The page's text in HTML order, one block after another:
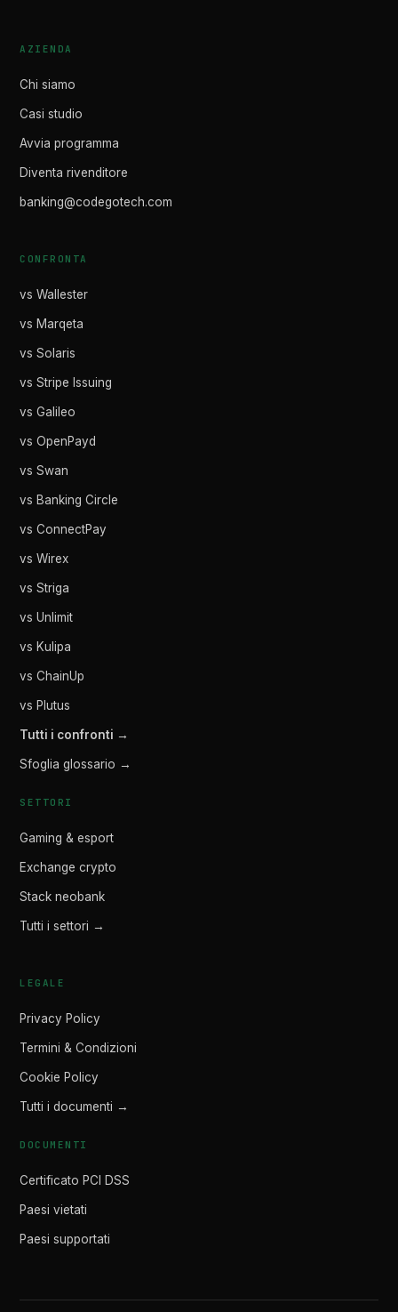
AZIENDA
Chi siamo
Casi studio
Avvia programma
Diventa rivenditore
banking@codegotech.com
CONFRONTA
vs Wallester
vs Marqeta
vs Solaris
vs Stripe Issuing
vs Galileo
vs OpenPayd
vs Swan
vs Banking Circle
vs ConnectPay
vs Wirex
vs Striga
vs Unlimit
vs Kulipa
vs ChainUp
vs Plutus
Tutti i confronti →
Sfoglia glossario →
SETTORI
Gaming & esport
Exchange crypto
Stack neobank
Tutti i settori →
LEGALE
Privacy Policy
Termini & Condizioni
Cookie Policy
Tutti i documenti →
DOCUMENTI
Certificato PCI DSS
Paesi vietati
Paesi supportati